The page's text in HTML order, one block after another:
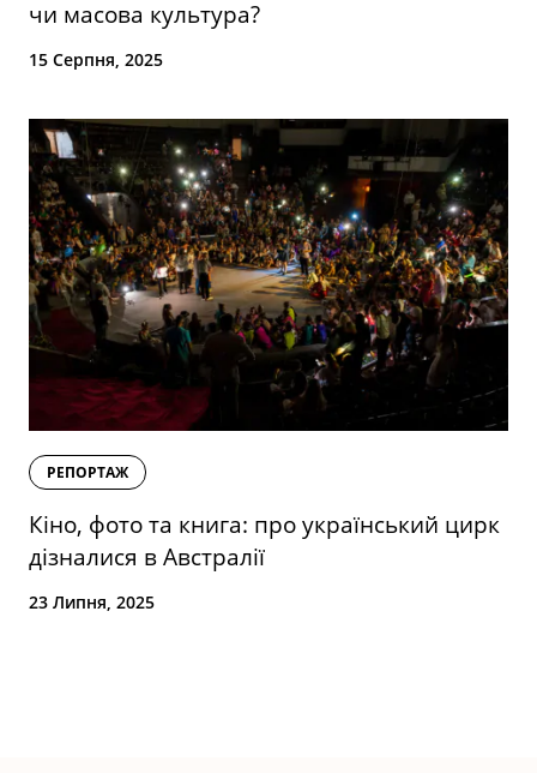
чи масова культура?
15 Серпня, 2025
РЕПОРТАЖ
Кіно, фото та книга: про український цирк
дізналися в Австралії
23 Липня, 2025